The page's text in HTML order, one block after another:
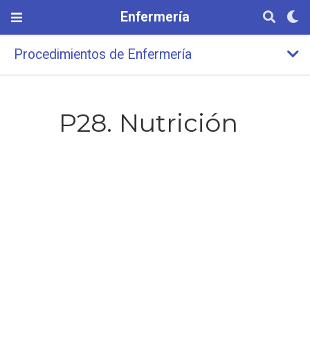
Enfermería
Procedimientos de Enfermería
P28. Nutrición